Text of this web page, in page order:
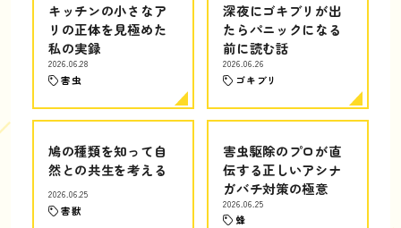
キッチンの小さなア
リの正体を見極めた
私の実録
2026.06.28
害虫
深夜にゴキブリが出
たらパニックになる
前に読む話
2026.06.26
ゴキブリ
鳩の種類を知って自
然との共生を考える
2026.06.25
害獣
害虫駆除のプロが直
伝する正しいアシナ
ガバチ対策の極意
2026.06.25
蜂